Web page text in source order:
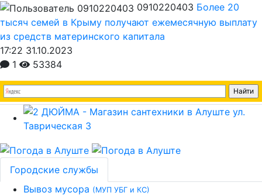
0910220403 Более 20
тысяч семей в Крыму получают ежемесячную выплату
из средств материнского капитала
17:22 31.10.2023
1
53384
Городские службы
Вывоз мусора (МУП УБГ и КС)